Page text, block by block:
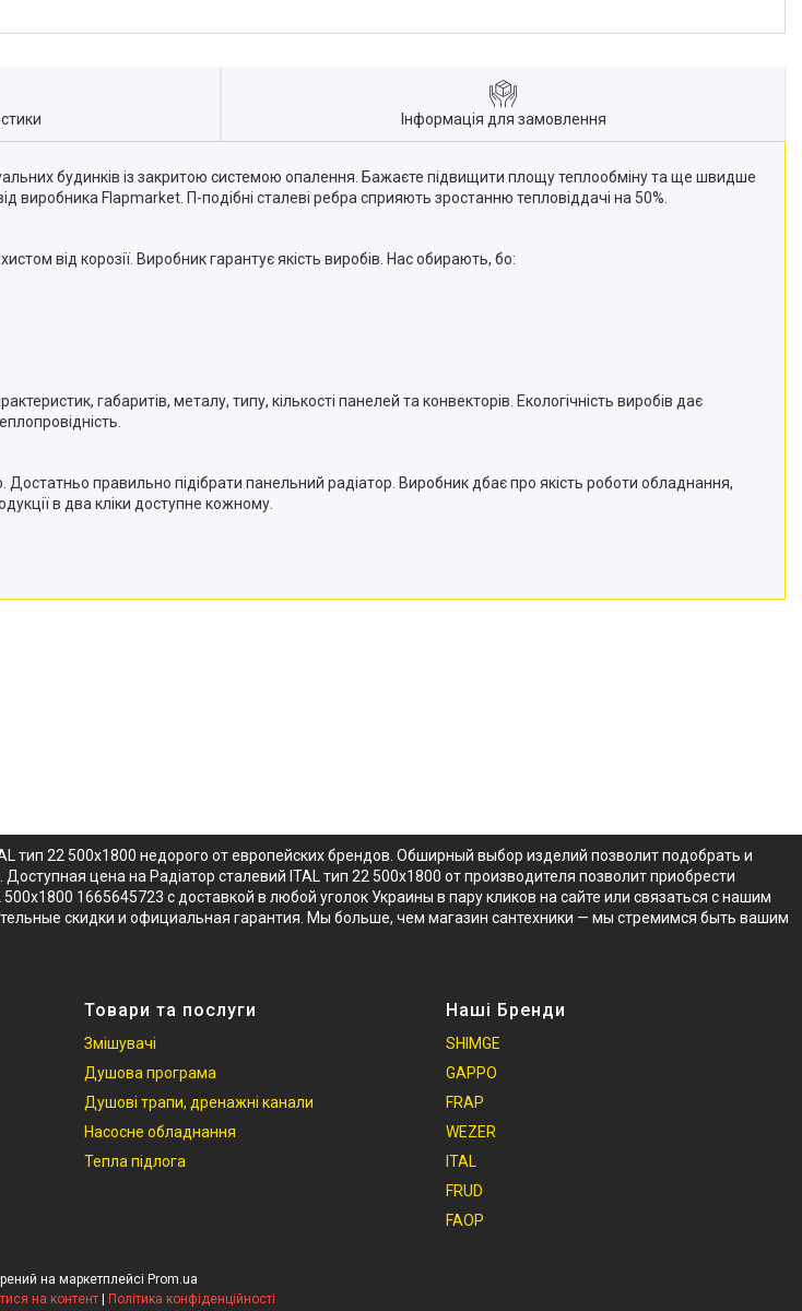
Інформація для замовлення
будинків із закритою системою опалення. Бажаєте підвищити площу теплообміну та ще швидше
виробника Flapmarket. П-подібні сталеві ребра сприяють зростанню тепловіддачі на 50%.
від корозії. Виробник гарантує якість виробів. Нас обирають, бо:
габаритів, металу, типу, кількості панелей та конвекторів. Екологічність виробів дає
правильно підібрати панельний радіатор. Виробник дбає про якість роботи обладнання,
в два кліки доступне кожному.
тип 22 500x1800 недорого от европейских брендов. Обширный выбор изделий позволит подобрать и
цена на Радіатор сталевий ITAL тип 22 500x1800 от производителя позволит приобрести
1665645723 с доставкой в любой уголок Украины в пару кликов на сайте или связаться с нашим
скидки и официальная гарантия. Мы больше, чем магазин сантехники — мы стремимся быть вашим
Товари та послуги
Змішувачі
Душова програма
Душові трапи, дренажні канали
Насосне обладнання
Тепла підлога
Наші Бренди
SHIMGE
GAPPO
FRAP
WEZER
ITAL
FRUD
FAOP
на маркетплейсі Prom.ua
на контент Політика конфіденційності